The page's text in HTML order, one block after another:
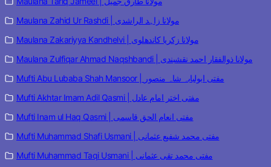
Maulana Zahid Ur Rashdi | مولانا زاہد الراشدی
Maulana Zakariyya Kandhelvi | مولانا زکریا کاندھلوی
Maulana Zulfiqar Ahmad Naqshbandi | مولانا ذوالفقار احمد نقشبندی
Mufti Abu Lubaba Shah Mansoor | مفتی ابولبابہ شاہ منصور
Mufti Akhtar Imam Adil Qasmi | مفتی اختر امام عادل
Mufti Inam ul Haq Qasmi | مفتی انعام الحق قاسمی
Mufti Muhammad Shafi Usmani | مفتی محمد شفیع عثمانی
Mufti Muhammad Taqi Usmani | مفتی محمد تقی عثمانی